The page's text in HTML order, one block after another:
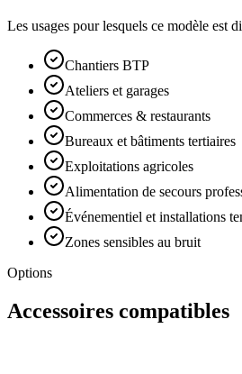
Les usages pour lesquels ce modèle est
Chantiers BTP
Ateliers et garages
Commerces & restaurants
Bureaux et bâtiments tertiaires
Exploitations agricoles
Alimentation de secours
Événementiel et installations
Zones sensibles au bruit
Options
Accessoires compatibles